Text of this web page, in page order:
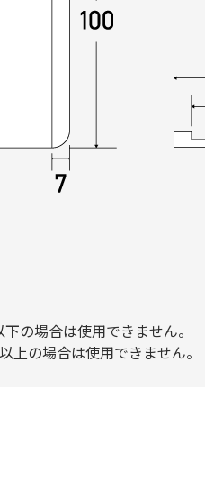
の場合は使用できません。
の場合は使用できません。